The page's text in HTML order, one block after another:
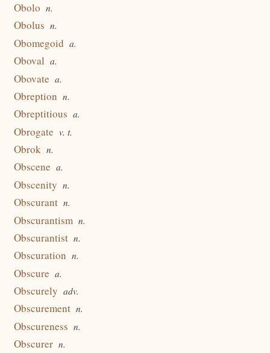
Obolo n.
Obolus n.
Obomegoid a.
Oboval a.
Obovate a.
Obreption n.
Obreptitious a.
Obrogate v. t.
Obrok n.
Obscene a.
Obscenity n.
Obscurant n.
Obscurantism n.
Obscurantist n.
Obscuration n.
Obscure a.
Obscurely adv.
Obscurement n.
Obscureness n.
Obscurer n.